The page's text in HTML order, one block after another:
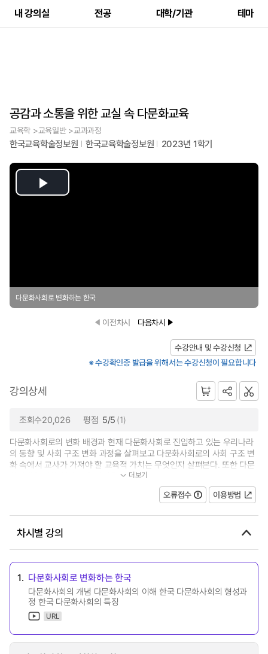
내 강의실 전공 대학/기관 테마
공감과 소통을 위한 교실 속 다문화교육
교육학 >교육일반 >교과과정
한국교육학술정보원 한국교육학술정보원 2023년 1학기
Play
다문화사회로 변화하는 한국
이전차시 다음차시
수강안내 및 수강신청
※ 수강확인증 발급을 위해서는 수강신청이 필요합니다
강의상세
조회수20,026 평점 5/5 (1)
다문화사회로의 변화 배경과 현재 다문화사회로 진입하고 있는 우리나라
의 동향 및 사회 구조 변화 과정을 살펴보고 다문화사회로의 사회 구조 변
화 속에서 교사가 가져야 할 교육적 가치는 무엇인지 살펴본다. 또한 다문
화학생을 위한 실제 교육 방법을 안...더보기
오류접수 이용방법
차시별 강의
1. 다문화사회로 변화하는 한국
다문화사회의 개념 다문화사회의 이해 한국 다문화사회의 형성과
정 한국 다문화사회의 특징
URL